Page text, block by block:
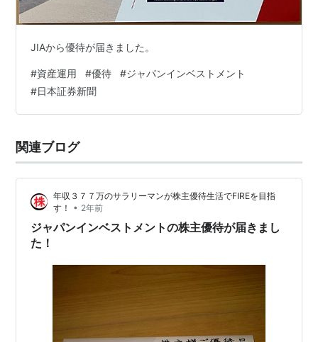
JIAから優待が届きました。
#資産運用 #優待 #ジャパンインベストメント
#日本証券新聞
関連ブログ
年収３７７万のサラリーマンが株主優待生活でFIREを目指
す！
• 2年前
ジャパンインベストメントの株主優待が届きまし
た！